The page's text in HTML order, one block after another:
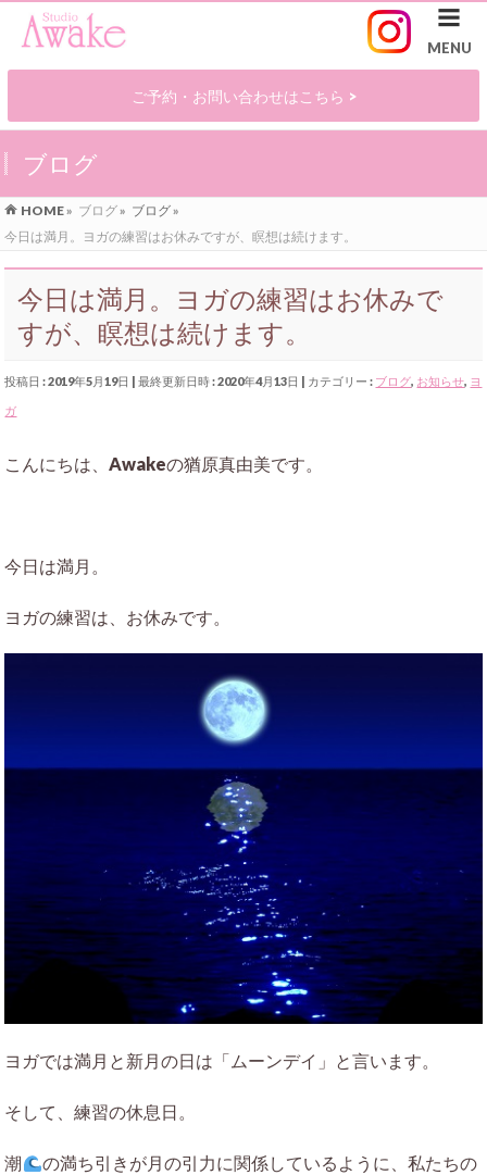
ご予約・お問い合わせはこちら >
ブログ
HOME» ブログ» ブログ»
今日は満月。ヨガの練習はお休みですが、瞑想は続けます。
今日は満月。ヨガの練習はお休みで
すが、瞑想は続けます。
投稿日 : 2019年5月19日 最終更新日時 : 2020年4月13日 カテゴリー : ブログ, お知らせ, ヨ
ガ
こんにちは、Awakeの猶原真由美です。
今日は満月。
ヨガの練習は、お休みです。
ヨガでは満月と新月の日は「ムーンデイ」と言います。
そして、練習の休息日。
潮
の満ち引きが月の引力に関係しているように、私たちの